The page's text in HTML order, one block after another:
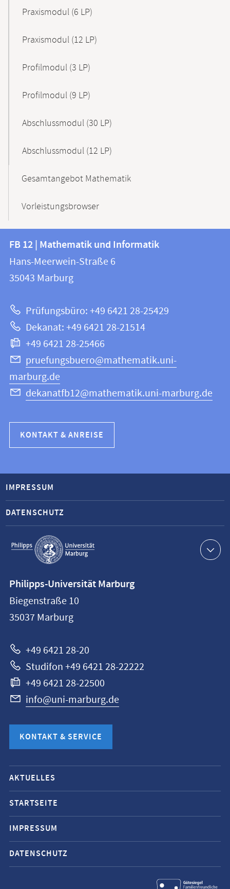
Praxismodul (6 LP)
Praxismodul (12 LP)
Profilmodul (3 LP)
Profilmodul (9 LP)
Abschlussmodul (30 LP)
Abschlussmodul (12 LP)
Gesamtangebot Mathematik
Vorleistungsbrowser
Kontakt
und
Informationen
Website
FB
12
|
und
Informatik
FB 12 | Mathematik und Informatik
Hans-Meerwein-Straße 6
35043 Marburg
Prüfungsbüro: +49 6421 28-25429
Dekanat: +49 6421 28-21514
+49 6421 28-25466
pruefungsbuero@mathematik.uni-
marburg.de
dekanatfb12@mathematik.uni-marburg.de
KONTAKT & ANREISE
Service-
Navigation
IMPRESSUM
DATENSCHUTZ
Philipps-
Universität
Marburg
Philipps-Universität Marburg
Biegenstraße 10
35037 Marburg
+49 6421 28-20
Studifon +49 6421 28-22222
+49 6421 28-22500
info@uni-marburg.de
KONTAKT & SERVICE
Mobile-
Service-
Navigation
und
Social
Media
Kontakte
AKTUELLES
STARTSEITE
IMPRESSUM
DATENSCHUTZ